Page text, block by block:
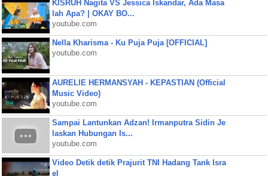
KISRUH Nagita VS Jessica Iskandar, Ada Masa
lah Apa? | OKAY BO...
youtube.com
Nella Kharisma - Ku Puja Puja [OFFICIAL]
youtube.com
AURELIE HERMANSYAH - KEPASTIAN (Official
Music Video)
youtube.com
Sampai Lantunkan Adzan! Irmanputra Sidin Je
laskan Hubungan Is...
youtube.com
Video Detik detik Prajurit TNI Hadang Tank Isra
el